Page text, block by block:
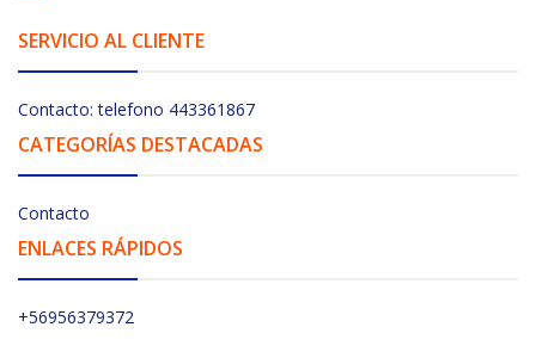
SERVICIO AL CLIENTE
Contacto: telefono 443361867
CATEGORÍAS DESTACADAS
Contacto
ENLACES RÁPIDOS
+56956379372